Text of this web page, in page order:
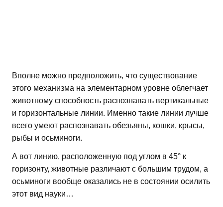
Вполне можно предположить, что существование
этого механизма на элементарном уровне облегчает
животному способность распознавать вертикальные
и горизонтальные линии. Именно такие линии лучше
всего умеют распознавать обезьяны, кошки, крысы,
рыбы и осьминоги.
А вот линию, расположенную под углом в 45° к
горизонту, животные различают с большим трудом, а
осьминоги вообще оказались не в состоянии осилить
этот вид науки…